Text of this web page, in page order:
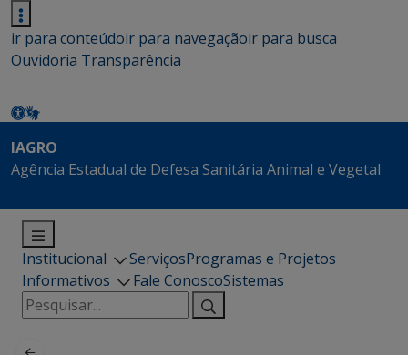
ir para conteúdoir para navegaçãoir para busca
Ouvidoria Transparência
IAGRO
Agência Estadual de Defesa Sanitária Animal e Vegetal
Institucional ServiçosProgramas e Projetos
Informativos
Fale ConoscoSistemas
Pesquisar
por: